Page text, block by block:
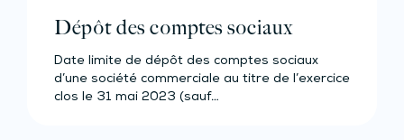
Dépôt des comptes sociaux
Date limite de dépôt des comptes sociaux
d’une société commerciale au titre de l’exercice
clos le 31 mai 2023 (sauf…